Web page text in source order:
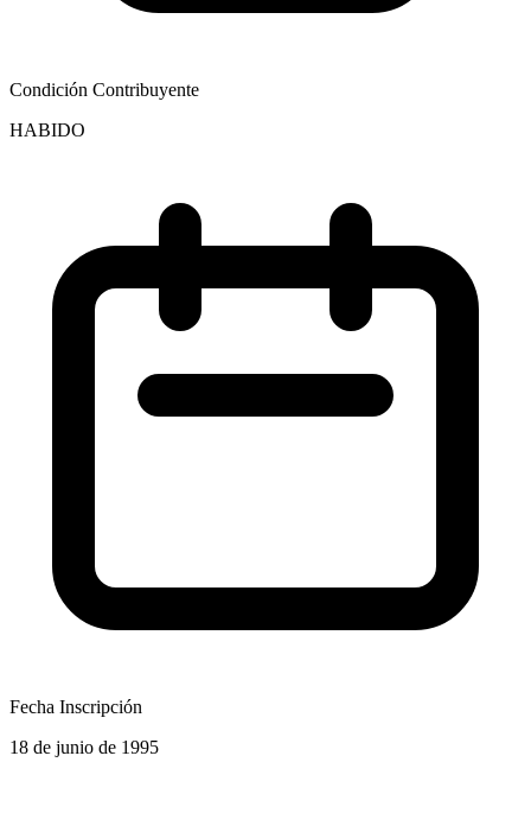
Condición Contribuyente
HABIDO
Fecha Inscripción
18 de junio de 1995